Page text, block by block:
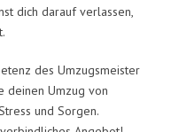
dich darauf verlassen,
des Umzugsmeister
deinen Umzug von
und Sorgen.